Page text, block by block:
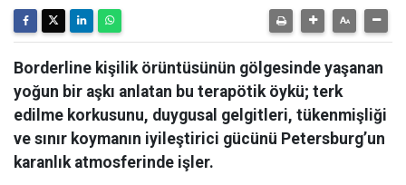
Borderline kişilik örüntüsünün gölgesinde yaşanan
yoğun bir aşkı anlatan bu terapötik öykü; terk
edilme korkusunu, duygusal gelgitleri, tükenmişliği
ve sınır koymanın iyileştirici gücünü Petersburg’un
karanlık atmosferinde işler.